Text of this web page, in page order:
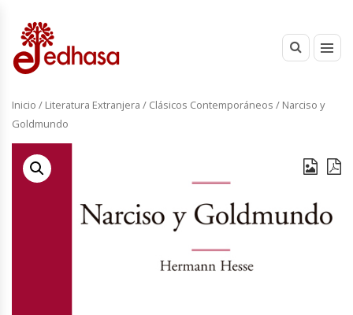
Inicio / Literatura Extranjera / Clásicos Contemporáneos / Narciso y
Goldmundo